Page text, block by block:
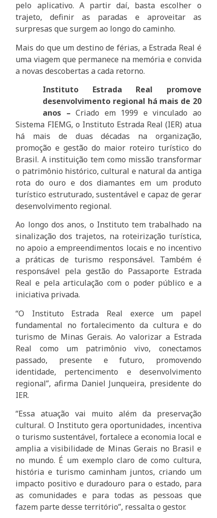
pelo aplicativo. A partir daí, basta escolher o
trajeto, definir as paradas e aproveitar as
surpresas que surgem ao longo do caminho.
Mais do que um destino de férias, a Estrada Real é
uma viagem que permanece na memória e convida
a novas descobertas a cada retorno.
Instituto Estrada Real promove
desenvolvimento regional há mais de 20
anos –Criado em 1999 e vinculado ao
Sistema FIEMG, o Instituto Estrada Real (IER) atua
há mais de duas décadas na organização,
promoção e gestão do maior roteiro turístico do
Brasil. A instituição tem como missão transformar
o patrimônio histórico, cultural e natural da antiga
rota do ouro e dos diamantes em um produto
turístico estruturado, sustentável e capaz de gerar
desenvolvimento regional.
Ao longo dos anos, o Instituto tem trabalhado na
sinalização dos trajetos, na roteirização turística,
no apoio a empreendimentos locais e no incentivo
a práticas de turismo responsável. Também é
responsável pela gestão do Passaporte Estrada
Real e pela articulação com o poder público e a
iniciativa privada.
“O Instituto Estrada Real exerce um papel
fundamental no fortalecimento da cultura e do
turismo de Minas Gerais. Ao valorizar a Estrada
Real como um patrimônio vivo, conectamos
passado, presente e futuro, promovendo
identidade, pertencimento e desenvolvimento
regional”, afirma Daniel Junqueira, presidente do
IER.
“Essa atuação vai muito além da preservação
cultural. O Instituto gera oportunidades, incentiva
o turismo sustentável, fortalece a economia local e
amplia a visibilidade de Minas Gerais no Brasil e
no mundo. É um exemplo claro de como cultura,
história e turismo caminham juntos, criando um
impacto positivo e duradouro para o estado, para
as comunidades e para todas as pessoas que
fazem parte desse território”, ressalta o gestor.